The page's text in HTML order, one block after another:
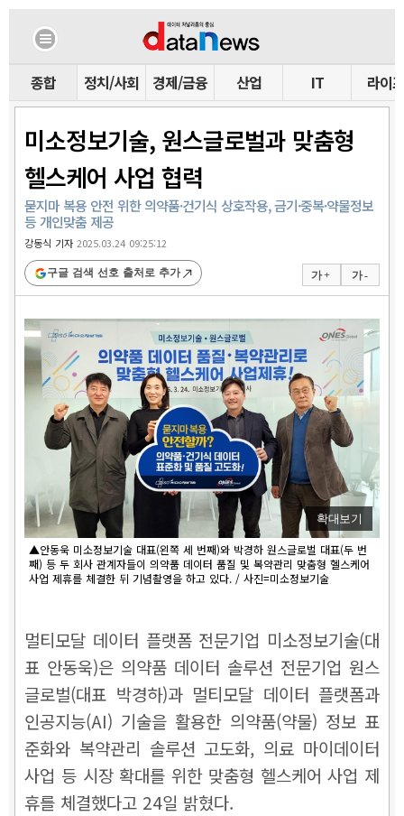
종합 정치/사회 경제/금융 산업 IT 라이프
미소정보기술, 원스글로벌과 맞춤형
헬스케어 사업 협력
묻지마 복용 안전 위한 의약품·건기식 상호작용, 금기·중복·약물정보
등 개인맞춤 제공
강동식 기자2025.03.24 09:25:12
가 + 가 -
구글 검색 선호 출처로 추가
확대보기
▲안동욱 미소정보기술 대표(왼쪽 세 번째)와 박경하 원스글로벌 대표(두 번
째) 등 두 회사 관계자들이 의약품 데이터 품질 및 복약관리 맞춤형 헬스케어
사업 제휴를 체결한 뒤 기념촬영을 하고 있다. / 사진=미소정보기술
멀티모달 데이터 플랫폼 전문기업 미소정보기술(대
표 안동욱)은 의약품 데이터 솔루션 전문기업 원스
글로벌(대표 박경하)과 멀티모달 데이터 플랫폼과
인공지능(AI) 기술을 활용한 의약품(약물) 정보 표
준화와 복약관리 솔루션 고도화, 의료 마이데이터
사업 등 시장 확대를 위한 맞춤형 헬스케어 사업 제
휴를 체결했다고 24일 밝혔다.